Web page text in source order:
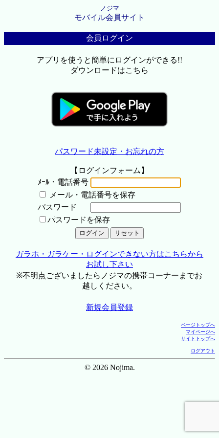
ノジマ
モバイル会員サイト
会員ログイン
アプリを使うと簡単にログインができる!!
ダウンロードはこちら
パスワード未設定・お忘れの方
【ログインフォーム】
ﾒｰﾙ・電話番号
メール・電話番号を保存
パスワード
パスワードを保存
ガラホ・ガラケー・ログインできない方はこちらから
お試し下さい
※不明点ございましたらノジマの携帯コーナーまでお
越しください。
新規会員登録
ページトップへ
マイページへ
サイトトップへ
ログアウト
© 2026 Nojima.